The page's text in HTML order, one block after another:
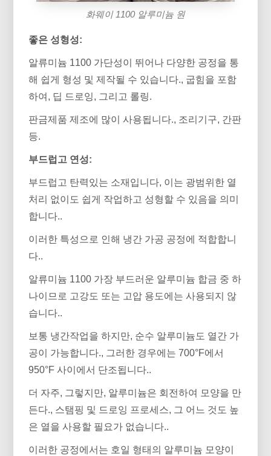
화웨이 1100 알루미늄 원
좋은 성형성:
알류미늄 1100 가단성이 뛰어나 다양한 공정을 통
해 쉽게 형성 및 제작될 수 있습니다., 굽힘을 포함
하여, 딥 드로잉, 그리고 롤링.
판금제품 제조에 많이 사용됩니다., 조리기구, 간판
등.
부드럽고 연성:
부드럽고 탄력있는 소재입니다, 이는 광범위한 열
처리 없이도 쉽게 작업하고 성형할 수 있음을 의미
합니다..
이러한 특성으로 인해 냉간 가공 공정에 적합합니
다..
알류미늄 1100 가장 부드러운 알루미늄 합금 중 하
나이므로 고강도 또는 고압 용도에는 사용되지 않
습니다..
보통 냉간작업을 하지만, 순수 알루미늄도 열간 가
공이 가능합니다., 그러한 경우에는 700°F에서
950°F 사이에서 단조됩니다..
더 자주, 그렇지만, 알루미늄은 회전하여 모양을 만
든다., 스탬핑 및 드로잉 프로세스, 그 어느 것도 높
은 열을 사용할 필요가 없습니다..
이러한 공정에서는 호일 형태의 알루미늄 모양이